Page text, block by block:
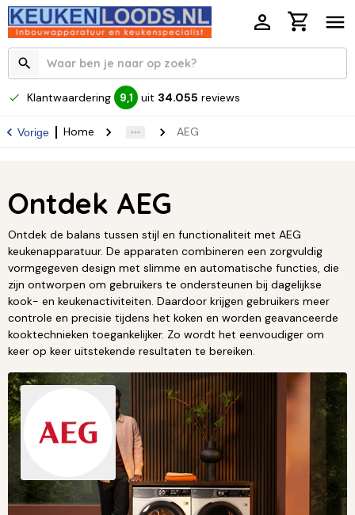
Klantwaardering 9,1 uit 34.055 reviews
Vorige Home AEG
Ontdek AEG
Ontdek de balans tussen stijl en functionaliteit met AEG
keukenapparatuur. De apparaten combineren een zorgvuldig
vormgegeven design met slimme en automatische functies, die
zijn ontworpen om gebruikers te ondersteunen bij dagelijkse
kook- en keukenactiviteiten. Daardoor krijgen gebruikers meer
controle en precisie tijdens het koken en worden geavanceerde
kooktechnieken toegankelijker. Zo wordt het eenvoudiger om
keer op keer uitstekende resultaten te bereiken.